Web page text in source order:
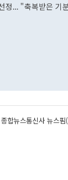
정... "축복받은 기
합뉴스통신사 뉴스